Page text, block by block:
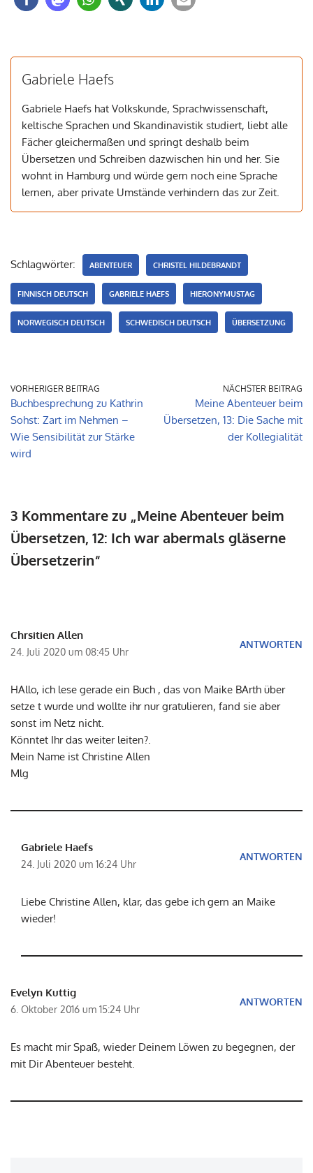
Gabriele Haefs
Gabriele Haefs hat Volkskunde, Sprachwissenschaft,
keltische Sprachen und Skandinavistik studiert, liebt alle
Fächer gleichermaßen und springt deshalb beim
Übersetzen und Schreiben dazwischen hin und her. Sie
wohnt in Hamburg und würde gern noch eine Sprache
lernen, aber private Umstände verhindern das zur Zeit.
Schlagwörter: ABENTEUER CHRISTEL HILDEBRANDT
FINNISCH DEUTSCH GABRIELE HAEFS HIERONYMUSTAG
NORWEGISCH DEUTSCH SCHWEDISCH DEUTSCH ÜBERSETZUNG
VORHERIGER BEITRAG
Buchbesprechung zu Kathrin
Sohst: Zart im Nehmen –
Wie Sensibilität zur Stärke
wird
NÄCHSTER BEITRAG
Meine Abenteuer beim
Übersetzen, 13: Die Sache mit
der Kollegialität
3 Kommentare zu „Meine Abenteuer beim
Übersetzen, 12: Ich war abermals gläserne
Übersetzerin“
Chrsitien Allen
24. Juli 2020 um 08:45 Uhr
ANTWORTEN
HAllo, ich lese gerade ein Buch , das von Maike BArth über
setze t wurde und wollte ihr nur gratulieren, fand sie aber
sonst im Netz nicht.
Könntet Ihr das weiter leiten?.
Mein Name ist Christine Allen
Mlg
Gabriele Haefs
24. Juli 2020 um 16:24 Uhr
ANTWORTEN
Liebe Christine Allen, klar, das gebe ich gern an Maike
wieder!
Evelyn Kuttig
6. Oktober 2016 um 15:24 Uhr
ANTWORTEN
Es macht mir Spaß, wieder Deinem Löwen zu begegnen, der
mit Dir Abenteuer besteht.